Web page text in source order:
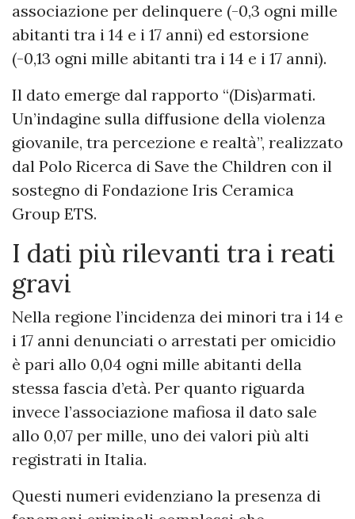
associazione per delinquere (-0,3 ogni mille
abitanti tra i 14 e i 17 anni) ed estorsione
(-0,13 ogni mille abitanti tra i 14 e i 17 anni).
Il dato emerge dal rapporto “(Dis)armati.
Un’indagine sulla diffusione della violenza
giovanile, tra percezione e realtà”, realizzato
dal Polo Ricerca di Save the Children con il
sostegno di Fondazione Iris Ceramica
Group ETS.
I dati più rilevanti tra i reati
gravi
Nella regione l’incidenza dei minori tra i 14 e
i 17 anni denunciati o arrestati per omicidio
è pari allo 0,04 ogni mille abitanti della
stessa fascia d’età. Per quanto riguarda
invece l’associazione mafiosa il dato sale
allo 0,07 per mille, uno dei valori più alti
registrati in Italia.
Questi numeri evidenziano la presenza di